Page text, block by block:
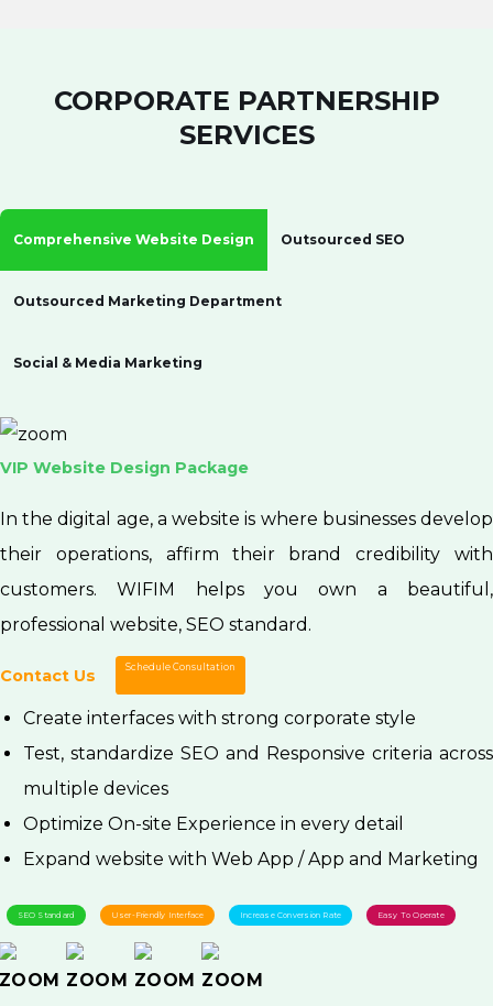
CORPORATE PARTNERSHIP
SERVICES
Comprehensive Website Design Outsourced SEO
Outsourced Marketing Department
Social & Media Marketing
VIP Website Design Package
In the digital age, a website is where businesses develop
their operations, affirm their brand credibility with
customers. WIFIM helps you own a beautiful,
professional website, SEO standard.
Contact Us Schedule Consultation
Create interfaces with strong corporate style
Test, standardize SEO and Responsive criteria across
multiple devices
Optimize On-site Experience in every detail
Expand website with Web App / App and Marketing
SEO Standard User-Friendly Interface Increase Conversion Rate Easy To Operate